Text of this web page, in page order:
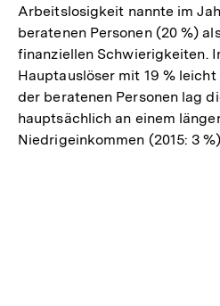
Arbeitslosigkeit nannte im
beratenen Personen (20 %)
finanziellen Schwierigkeiten.
Hauptauslöser mit 19 % leicht
der beratenen Personen lag
hauptsächlich an einem
Niedrigeinkommen (2015: 3